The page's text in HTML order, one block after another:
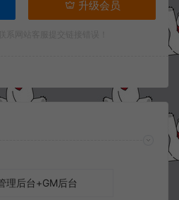
升级会员
理后台+GM后台